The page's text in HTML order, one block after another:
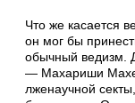
Что же касается
он мог бы
обычный ведизм.
— Махариши
лженаучной